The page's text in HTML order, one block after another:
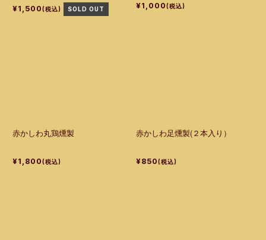
¥1,500(税込) SOLD OUT ¥1,000(税込)
赤かしわ丸鶏燻製
¥1,800(税込)
赤かしわ足燻製(２本入り）
¥850(税込)